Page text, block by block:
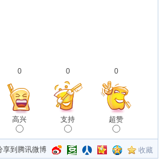
0
高兴
0
支持
0
超赞
收藏